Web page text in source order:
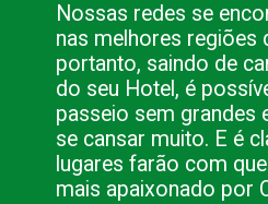
Nossas redes se
nas melhores regiões
portanto, saindo de
do seu Hotel, é
passeio sem grandes
se cansar muito. E é
lugares farão com
mais apaixonado por